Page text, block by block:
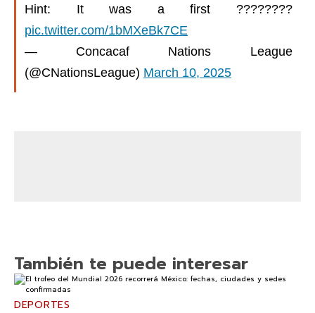
Hint: It was a first ????????
pic.twitter.com/1bMXeBk7CE
— Concacaf Nations League
(@CNationsLeague) March 10, 2025
También te puede interesar
DEPORTES